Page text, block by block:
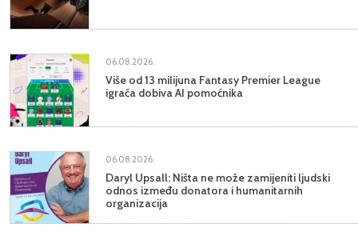
06.08.2026.
Više od 13 milijuna Fantasy Premier League
igrača dobiva AI pomoćnika
06.08.2026.
Daryl Upsall: Ništa ne može zamijeniti ljudski
odnos između donatora i humanitarnih
organizacija